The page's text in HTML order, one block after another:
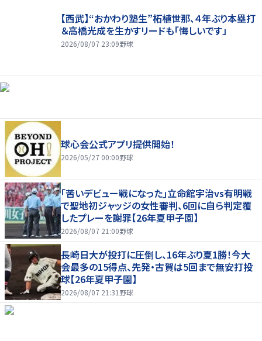
【西武】“おかわり塾生”柘植世那、４年ぶり本塁打
＆高橋光成を生かすリードも「悔しいです」
2026/08/07 23:09野球
球心会公式アプリ提供開始！
2026/05/27 00:00野球
｢苦いデビュー戦になった｣立命館宇治vs有明戦
で聖地初ジャッジの女性審判、6回に自ら判定覆
したプレーを謝罪【26年夏甲子園】
2026/08/07 21:00野球
長崎日大が投打に圧倒し、16年ぶり夏1勝！今大
会最多の15得点、先発・古賀は5回まで無安打投
球【26年夏甲子園】
2026/08/07 21:31 野球